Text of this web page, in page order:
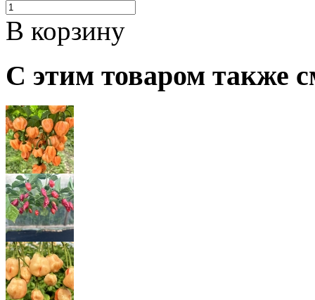
В корзину
С этим товаром также